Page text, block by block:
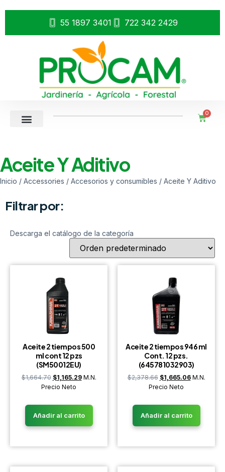
55 1897 3401 722 342 2429
0
Aceite Y Aditivo
Inicio / Accessories / Accesorios y consumibles / Aceite Y Aditivo
Filtrar por:
Descarga el catálogo de la categoría
Aceite 2 tiempos 500
ml cont 12 pzs
(SM50012EU)
$1,664.70 $1,165.29 M.N.
Precio Neto
Añadir al carrito
Aceite 2 tiempos 946 ml
Cont. 12 pzs.
(645781032903)
$2,378.66 $1,665.06 M.N.
Precio Neto
Añadir al carrito